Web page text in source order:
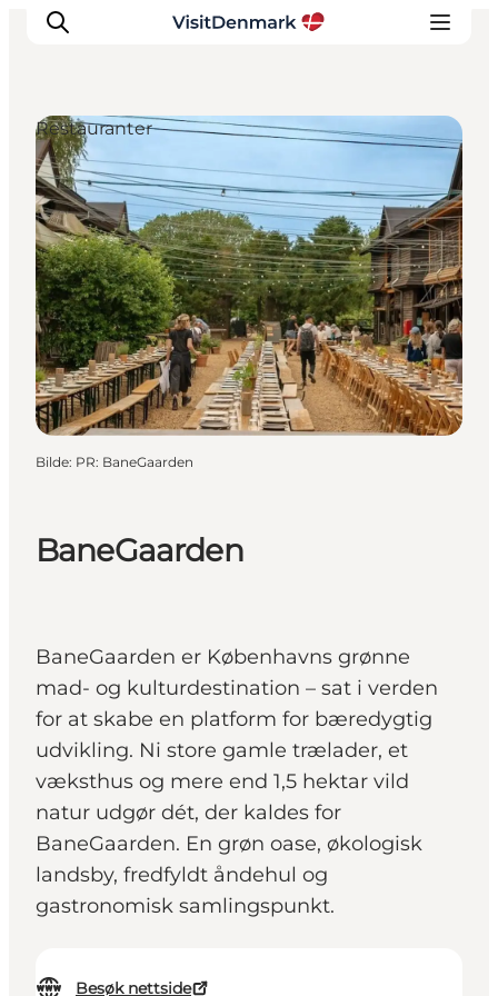
Inspirasjon
Reisemål
Aktiviteter
Overnatting
Planlegg reisen
BaneGaarden
BaneGaarden er Københavns grønne
mad- og kulturdestination – sat i verden
for at skabe en platform for bæredygtig
udvikling. Ni store gamle trælader, et
væksthus og mere end 1,5 hektar vild
natur udgør dét, der kaldes for
BaneGaarden. En grøn oase, økologisk
landsby, fredfyldt åndehul og
gastronomisk samlingspunkt.
Besøk nettside
Restauranter
Bilde: PR: BaneGaarden